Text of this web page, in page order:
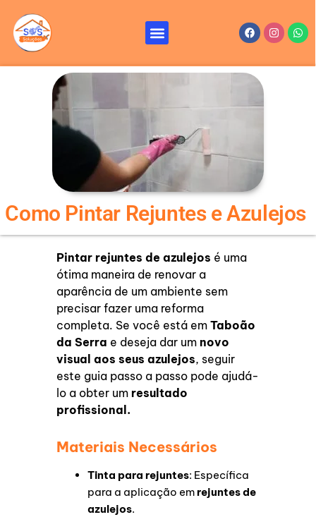
para
Menu Facebook
Como Pintar Rejuntes e Azulejos
Pintar rejuntes de azulejos é uma
ótima maneira de renovar a
aparência de um ambiente sem
precisar fazer uma reforma
completa. Se você está emTaboão
da Serra e deseja dar um novo
visual aos seus azulejos, seguir
este guia passo a passo pode ajudá-
lo a obter um resultado
profissional.
Materiais Necessários
Tinta para rejuntes: Específica
para a aplicação emrejuntes de
azulejos.